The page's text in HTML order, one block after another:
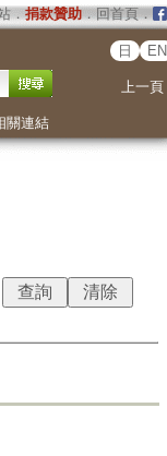
． 捐款贊助．回首頁．
日 EN
上一頁
關連結